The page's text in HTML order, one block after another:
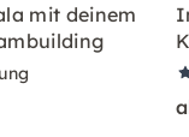
mit deinem